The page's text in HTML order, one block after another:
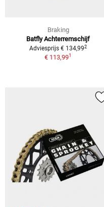
Braking
Batfly Achterremschijf
Adviesprijs € 134,992
€ 113,991